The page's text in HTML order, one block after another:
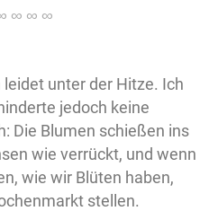
leidet unter der Hitze. Ich
jedoch keine
Die Blumen schießen ins
wie verrückt, und wenn
wie wir Blüten haben,
stellen.